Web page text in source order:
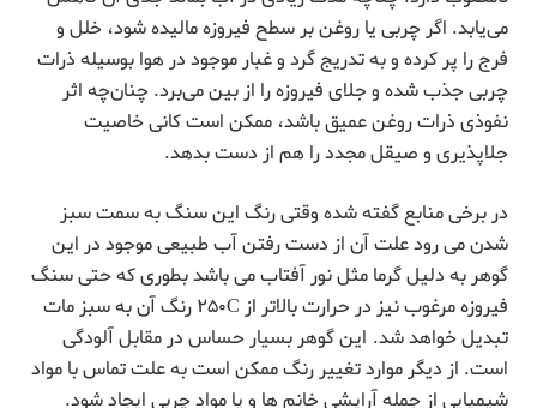
می‌یابد. اگر چربی یا روغن بر سطح فیروزه مالیده شود، خلل و
فرج را پر کرده و به تدریج گرد و غبار موجود در هوا بوسیله ذرات
چربی جذب شده و جلای فیروزه را از بین می‌برد. چنان‌چه اثر
نفوذی ذرات روغن عمیق باشد، ممکن است کانی خاصیت
جلاپذیری و صیقل مجدد را هم از دست بدهد.
در برخی منابع گفته شده وقتی رنگ این سنگ به سمت سبز
شدن می رود علت آن از دست رفتن آب طبیعی موجود در این
گوهر به دلیل گرما مثل نور آفتاب می باشد بطوری که حتی سنگ
فیروزه مرغوب نیز در حرارت بالاتر از ۲۵۰C رنگ آن به سبز مات
تبدیل خواهد شد. این گوهر بسیار حساس در مقابل آلودگی
است. از دیگر موارد تغییر رنگ ممکن است به علت تماس با مواد
شیمیایی از جمله آرایشی خانم ها و یا مواد چربی ایجاد شود.